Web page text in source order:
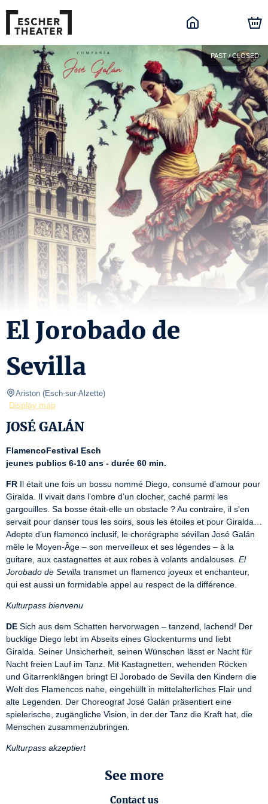
PAST / CLOSED
El Jorobado de
Sevilla
Ariston (Esch-sur-Alzette)
Display map
JOSÉ GALÁN
FlamencoFestival Esch
jeunes publics 6-10 ans - durée 60 min.
FR Il était une fois un bossu nommé Diego, consumé d’amour pour
Giralda. Il vivait dans l’ombre d’un clocher, caché parmi les
gargouilles. Sa bosse était-elle un obstacle ? Au contraire, il s’en
servait pour danser tous les soirs, sous les étoiles et pour Giralda…
Adepte d’un flamenco inclusif, le chorégraphe sévillan José Galán
mêle le Moyen-Âge – son merveilleux et ses légendes – à la
guitare, aux castagnettes et aux robes à volants andalouses. El
Jorobado de Sevilla transmet un flamenco joyeux et enchanteur,
qui est aussi un formidable appel au respect de la différence.
Kulturpass bienvenu
DE Sich aus dem Schatten hervorwagen – tanzend, lachend! Der
bucklige Diego lebt im Abseits eines Glockenturms und liebt
Giralda. Seiner Unsicherheit, seinen Wünschen lässt er Nacht für
Nacht freien Lauf im Tanz. Mit Kastagnetten, wehenden Röcken
und Gitarrenklängen bringt El Jorobado de Sevilla den Kindern die
Welt des Flamencos nahe, eingehüllt in mittelalterliches Flair und
alte Legenden. Der Choreograf José Galán präsentiert eine
spielerische, zugängliche Vision, in der der Tanz die Kraft hat, die
Menschen zusammenzubringen.
Kulturpass akzeptiert
See more
Contact us